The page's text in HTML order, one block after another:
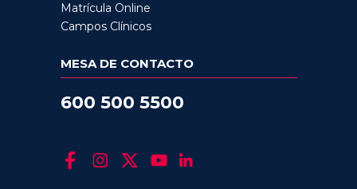
Matrícula Online
Campos Clínicos
MESA DE CONTACTO
600 500 5500